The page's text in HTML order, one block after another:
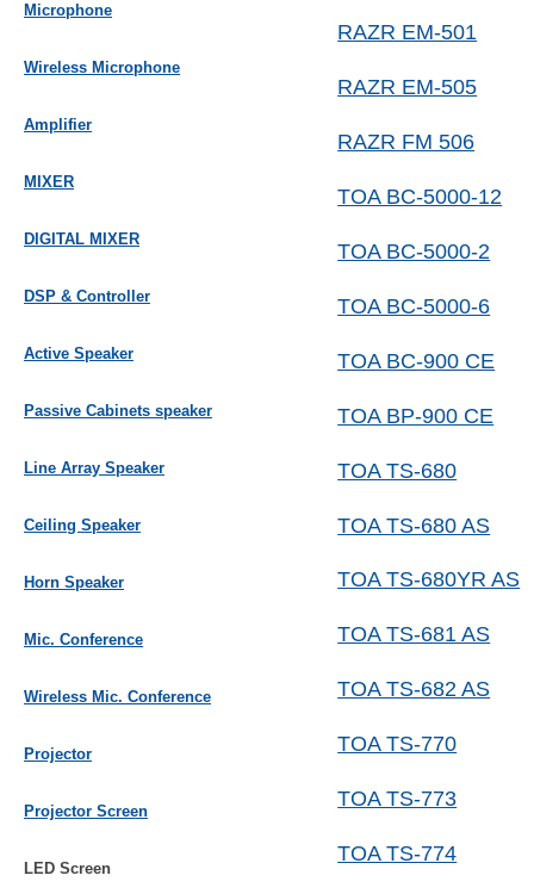
Microphone
Wireless Microphone
Amplifier
MIXER
DIGITAL MIXER
DSP & Controller
Active Speaker
Passive Cabinets speaker
Line Array Speaker
Ceiling Speaker
Horn Speaker
Mic. Conference
Wireless Mic. Conference
Projector
Projector Screen
LED Screen
ต้องการ
RAZR EM-501
RAZR EM-505
RAZR FM 506
TOA BC-5000-12
TOA BC-5000-2
TOA BC-5000-6
TOA BC-900 CE
TOA BP-900 CE
TOA TS-680
TOA TS-680 AS
TOA TS-680YR AS
TOA TS-681 AS
TOA TS-682 AS
TOA TS-770
TOA TS-773
TOA TS-774